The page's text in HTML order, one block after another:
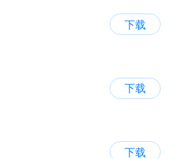
下载
下载
下载